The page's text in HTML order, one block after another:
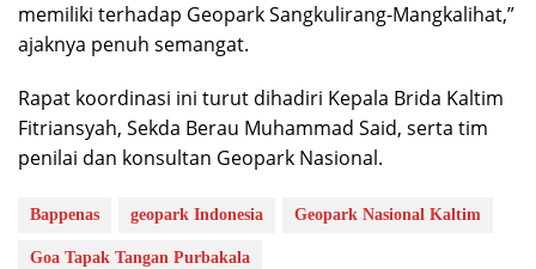
memiliki terhadap Geopark Sangkulirang-Mangkalihat,”
ajaknya penuh semangat.
Rapat koordinasi ini turut dihadiri Kepala Brida Kaltim
Fitriansyah, Sekda Berau Muhammad Said, serta tim
penilai dan konsultan Geopark Nasional.
Bappenas geopark Indonesia Geopark Nasional Kaltim
Goa Tapak Tangan Purbakala